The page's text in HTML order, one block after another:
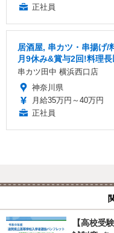
正社員
居酒屋, 串カツ・串揚げ/
月9休み&賞与2回!料理
串カツ田中 横浜西口店
神奈川県
月給35万円～40万円
正社員
【高校受